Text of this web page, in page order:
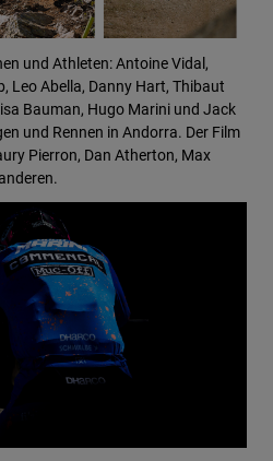
und Athleten: Antoine Vidal,
Leo Abella, Danny Hart, Thibaut
Bauman, Hugo Marini und Jack
und Rennen in Andorra. Der Film
Pierron, Dan Atherton, Max